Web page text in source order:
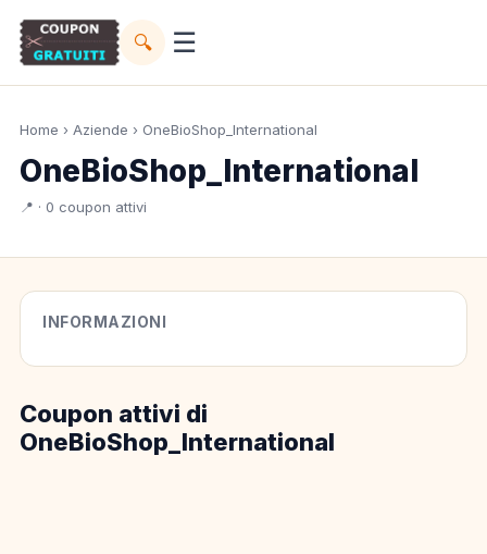
🔍 ☰
Home › Aziende › OneBioShop_International
OneBioShop_International
📍 · 0 coupon attivi
INFORMAZIONI
Coupon attivi di
OneBioShop_International